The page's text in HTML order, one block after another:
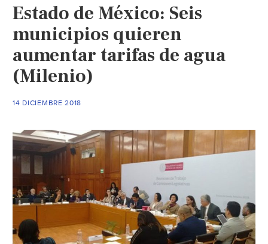
Estado de México: Seis
municipios quieren
aumentar tarifas de agua
(Milenio)
14 DICIEMBRE 2018